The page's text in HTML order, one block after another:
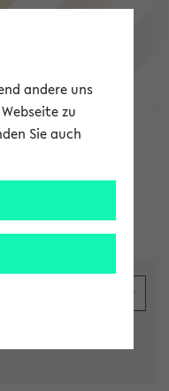
andere uns
zu
Sie auch